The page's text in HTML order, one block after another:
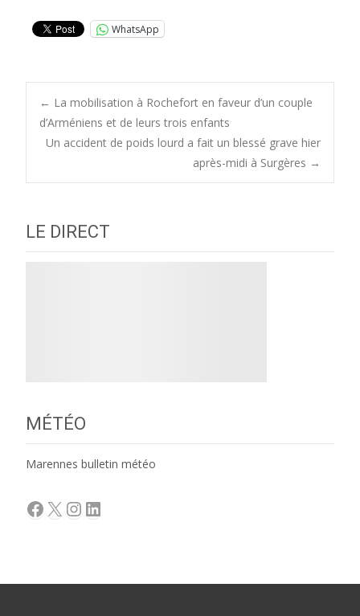
WhatsApp
Post
navigation
← La mobilisation à Rochefort en faveur d’un couple
d’Arméniens et de leurs trois enfants
Un accident de poids lourd a fait un blessé grave hier
après-midi à Surgères →
LE DIRECT
MÉTÉO
Marennes bulletin météo
Facebook
X Instagram
LinkedIn